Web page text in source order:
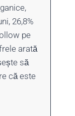
26,8%
pe
arată
să
că este